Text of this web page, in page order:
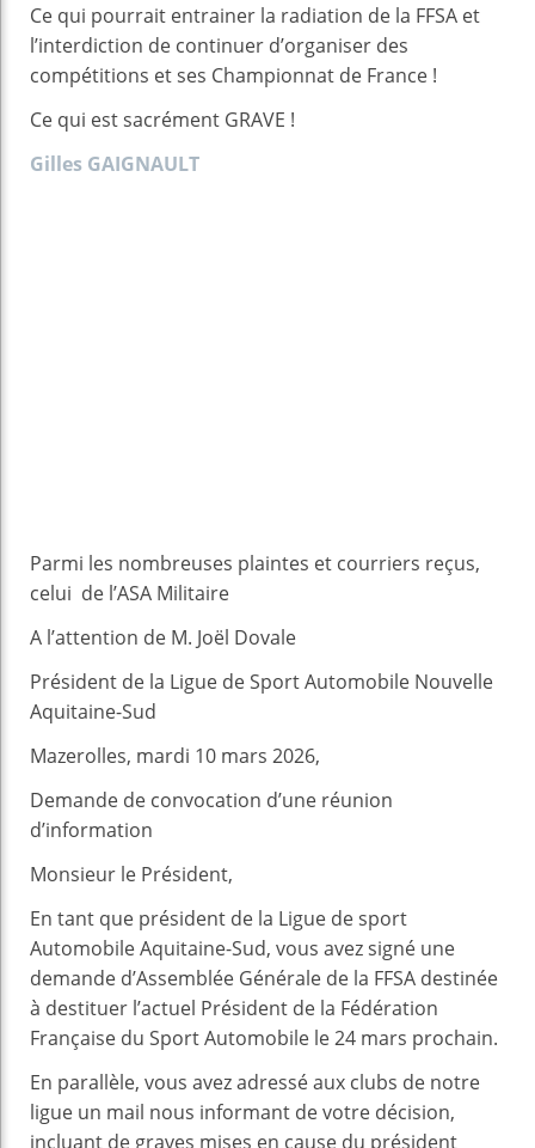
Ce qui pourrait entrainer la radiation de la FFSA et
l’interdiction de continuer d’organiser des
compétitions et ses Championnat de France !
Ce qui est sacrément GRAVE !
Gilles GAIGNAULT
Parmi les nombreuses plaintes et courriers reçus,
celui de l’ASA Militaire
A l’attention de M. Joël Dovale
Président de la Ligue de Sport Automobile Nouvelle
Aquitaine-Sud
Mazerolles, mardi 10 mars 2026,
Demande de convocation d’une réunion
d’information
Monsieur le Président,
En tant que président de la Ligue de sport
Automobile Aquitaine-Sud, vous avez signé une
demande d’Assemblée Générale de la FFSA destinée
à destituer l’actuel Président de la Fédération
Française du Sport Automobile le 24 mars prochain.
En parallèle, vous avez adressé aux clubs de notre
ligue un mail nous informant de votre décision,
incluant de graves mises en cause du président